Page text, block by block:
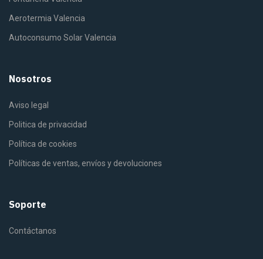
Aerotermia Valencia
Autoconsumo Solar Valencia
Nosotros
Aviso legal
Politica de privacidad
Política de cookies
Políticas de ventas, envíos y devoluciones
Soporte
Contáctanos